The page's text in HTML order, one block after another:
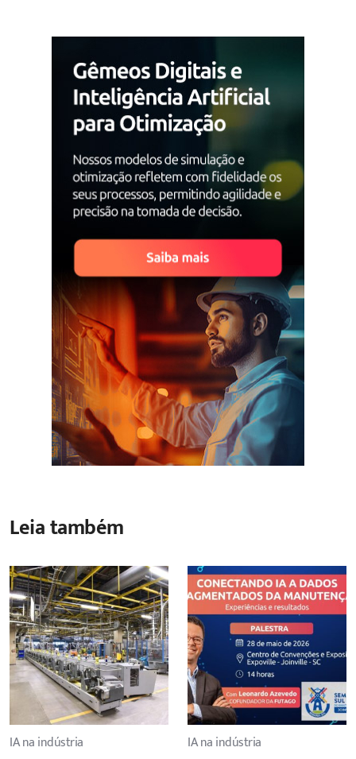
Leia também
IA na indústria IA na indústria